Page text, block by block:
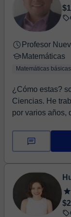
Profesor
Matemáticas
Matemáticas básicas
¿Cómo estas?
Ciencias. He
por varios años,